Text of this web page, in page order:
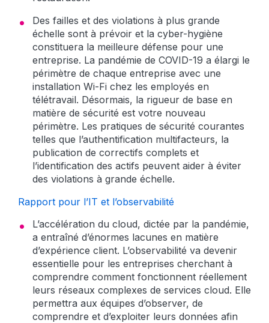
Des failles et des violations à plus grande
échelle sont à prévoir et la cyber-hygiène
constituera la meilleure défense pour une
entreprise. La pandémie de COVID-19 a élargi le
périmètre de chaque entreprise avec une
installation Wi-Fi chez les employés en
télétravail. Désormais, la rigueur de base en
matière de sécurité est votre nouveau
périmètre. Les pratiques de sécurité courantes
telles que l’authentification multifacteurs, la
publication de correctifs complets et
l’identification des actifs peuvent aider à éviter
des violations à grande échelle.
Rapport pour l’IT et l’observabilité
L’accélération du cloud, dictée par la pandémie,
a entraîné d’énormes lacunes en matière
d’expérience client. L’observabilité va devenir
essentielle pour les entreprises cherchant à
comprendre comment fonctionnent réellement
leurs réseaux complexes de services cloud. Elle
permettra aux équipes d’observer, de
comprendre et d’exploiter leurs données afin